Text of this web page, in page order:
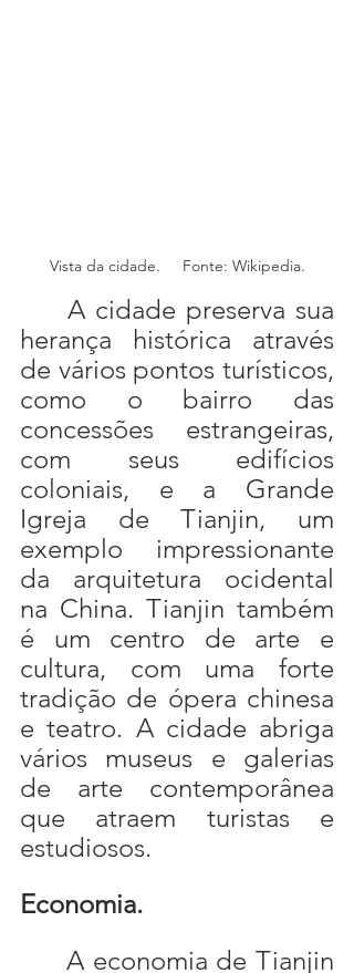
Vista da cidade.     Fonte: Wikipedia.
herança histórica através
de vários pontos turísticos,
como o bairro das
concessões estrangeiras,
com seus edifícios
coloniais, e a Grande
Igreja de Tianjin, um
exemplo impressionante
da arquitetura ocidental
na China. Tianjin também
é um centro de arte e
cultura, com uma forte
tradição de ópera chinesa
e teatro. A cidade abriga
vários museus e galerias
de arte contemporânea
que atraem turistas e
estudiosos.
Economia.